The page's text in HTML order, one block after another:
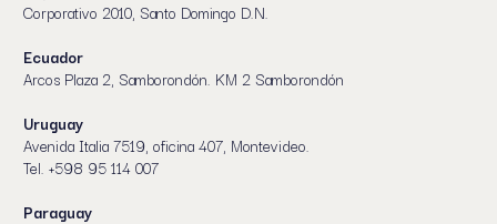
Corporativo 2010, Santo Domingo D.N.
Ecuador
Arcos Plaza 2, Samborondón. KM 2 Samborondón
Uruguay
Avenida Italia 7519, oficina 407, Montevideo.
Tel. +598 95 114 007
Paraguay